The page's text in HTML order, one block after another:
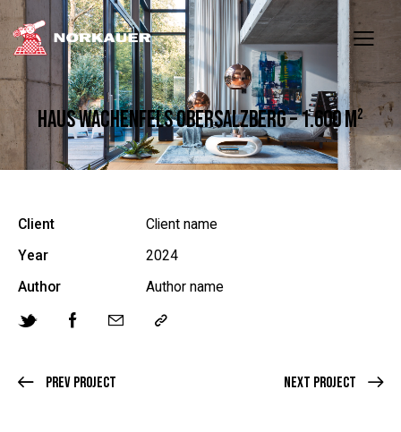
HAUS WACHENFELS OBERSALZBERG – 1.600 M²
Client
Client name
Year
2024
Author
Author name
Prev Project Next Project